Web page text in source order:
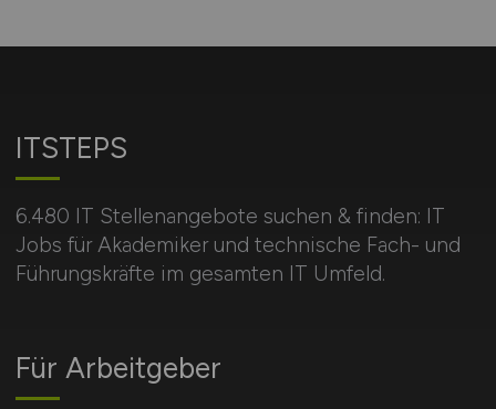
ITSTEPS
6.480 IT Stellenangebote suchen & finden: IT
Jobs für Akademiker und technische Fach- und
Führungskräfte im gesamten IT Umfeld.
Für Arbeitgeber